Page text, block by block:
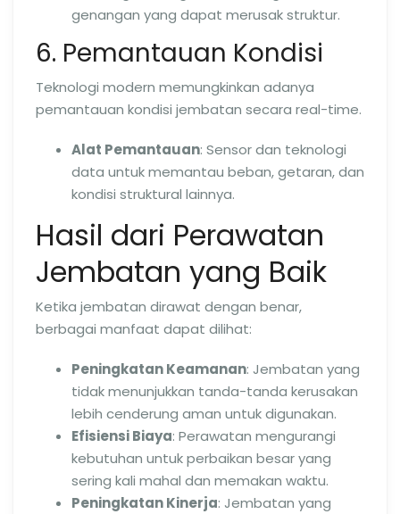
genangan yang dapat merusak struktur.
6. Pemantauan Kondisi
Teknologi modern memungkinkan adanya
pemantauan kondisi jembatan secara real-time.
Alat Pemantauan: Sensor dan teknologi
data untuk memantau beban, getaran, dan
kondisi struktural lainnya.
Hasil dari Perawatan
Jembatan yang Baik
Ketika jembatan dirawat dengan benar,
berbagai manfaat dapat dilihat:
Peningkatan Keamanan: Jembatan yang
tidak menunjukkan tanda-tanda kerusakan
lebih cenderung aman untuk digunakan.
Efisiensi Biaya: Perawatan mengurangi
kebutuhan untuk perbaikan besar yang
sering kali mahal dan memakan waktu.
Peningkatan Kinerja: Jembatan yang